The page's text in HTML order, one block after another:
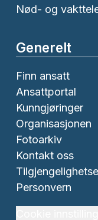
Nød- og
Generelt
Finn ansatt
Ansattportal
Kunngjøringer
Organisasjonen
Fotoarkiv
Kontakt oss
Personvern